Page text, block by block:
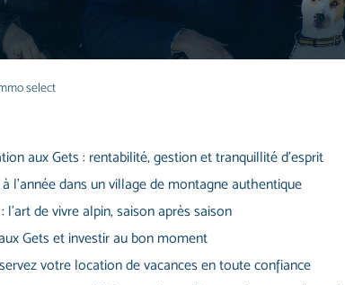
select
aux Gets : rentabilité, gestion et tranquillité d’esprit
à l’année dans un village de montagne authentique
de vivre alpin, saison après saison
Gets et investir au bon moment
votre location de vacances en toute confiance